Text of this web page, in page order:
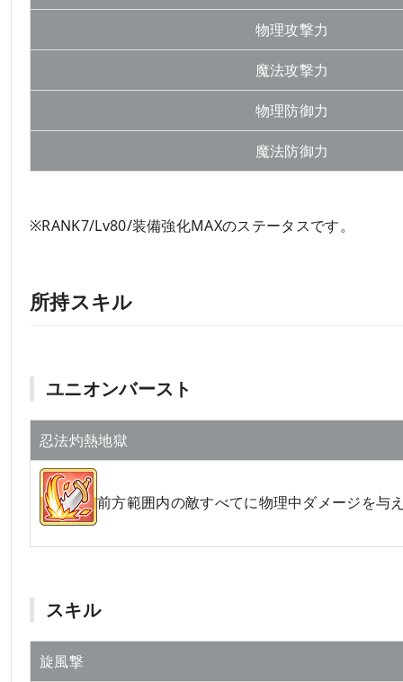
物理攻撃力
魔法攻撃力
物理防御力
魔法防御力
※RANK7/Lv80/装備強化MAXのステータスです。
所持スキル
ユニオンバースト
忍法灼熱地獄
前方範囲内の敵すべてに物理中ダメージを与
スキル
旋風撃